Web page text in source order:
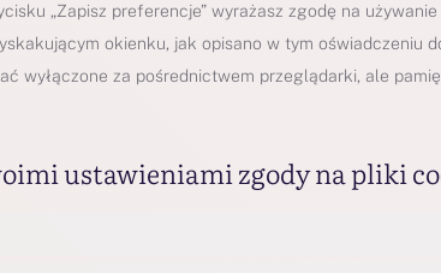
„Zapisz preferencje” wyrażasz zgodę na
okienku, jak opisano w tym oświadczeniu
wyłączone za pośrednictwem przeglądarki, ale
ustawieniami zgody na pliki